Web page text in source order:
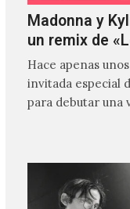
Madonna y
un remix de
Hace apenas
invitada especial
para debutar una